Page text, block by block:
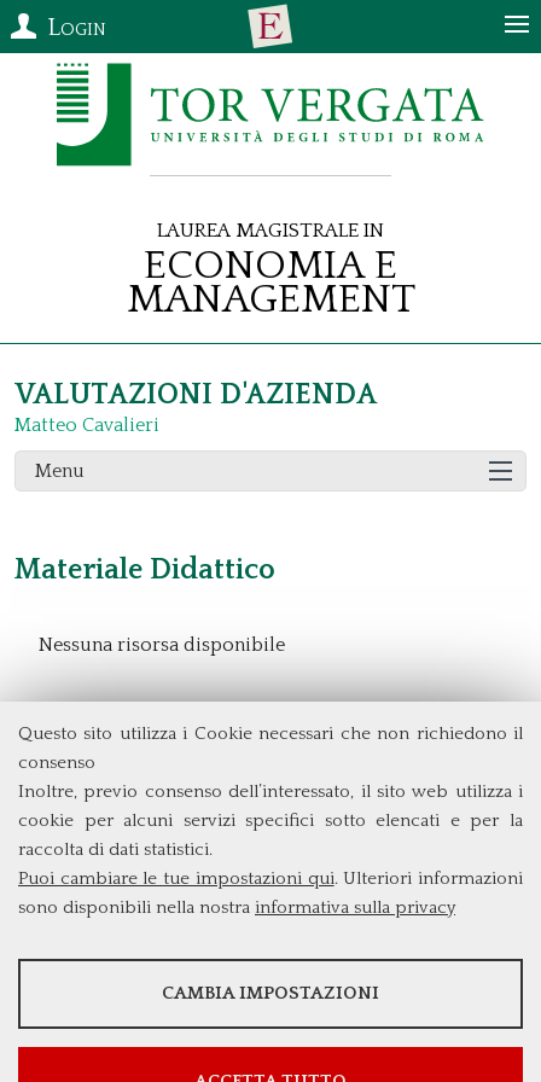
Questo sito utilizza i Cookie necessari che non richiedono il
consenso
Inoltre, previo consenso dell’interessato, il sito web utilizza i
cookie per alcuni servizi specifici sotto elencati e per la
raccolta di dati statistici.
Puoi cambiare le tue impostazioni qui. Ulteriori informazioni
sono disponibili nella nostra informativa sulla privacy
STATISTICHE
Mostra maggiori informazioni
CAMBIA IMPOSTAZIONI
Login
Laurea Magistrale in
Economia e
Management
VALUTAZIONI D'AZIENDA
Matteo Cavalieri
Menu
Materiale Didattico
Nessuna risorsa disponibile
Università degli Studi di Roma Tor Vergata
Via Columbia, 2
00133 Roma (Italia)
Tel. +39 06 7259 3299/5837
biennio@clem.uniroma2.it